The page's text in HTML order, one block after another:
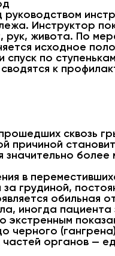
Инструктор
живота. По
исходное
по
к
сквозь
причиной
в
грудиной,
обильная
иногда пациента
черного
органов —